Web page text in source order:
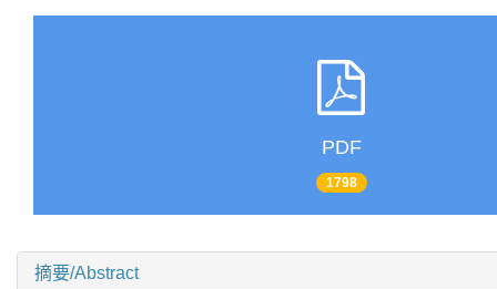
PDF
1798
摘要/Abstract